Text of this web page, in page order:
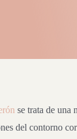
se trata de una
del contorno